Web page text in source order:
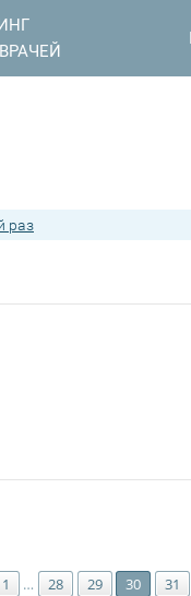
раз
30 из123
Пред.
1 … 28 29 30 31